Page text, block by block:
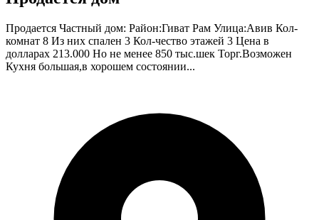
Продается Частный дом: Район:Гиват Рам Улица:Авив Кол-
комнат 8 Из них спален 3 Кол-чество этажей 3 Цена в
долларах 213.000 Но не менее 850 тыс.шек Торг.Возможен
Кухня большая,в хорошем состоянии...